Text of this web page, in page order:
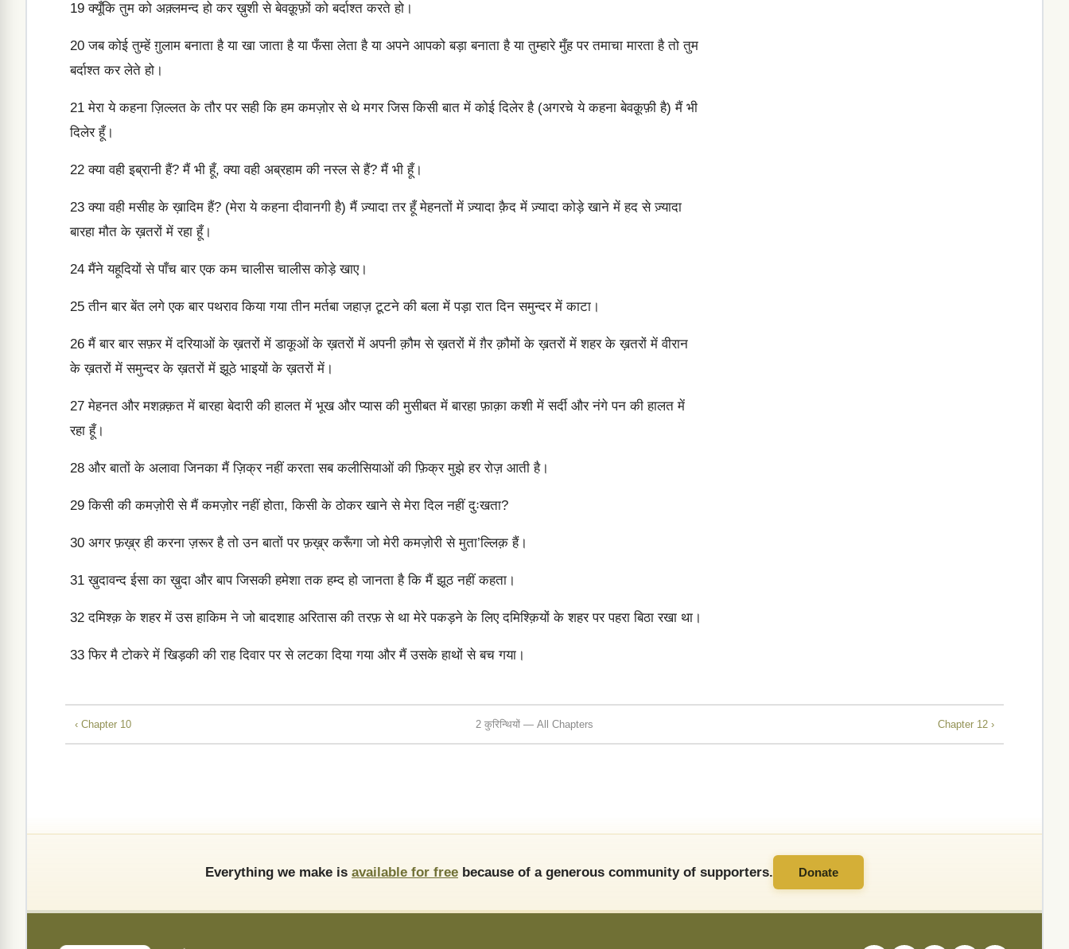
19 क्यूँकि तुम को अक़्लमन्द हो कर ख़ुशी से बेवक़ूफ़ों को बर्दाश्त करते हो।
20 जब कोई तुम्हें ग़ुलाम बनाता है या खा जाता है या फँसा लेता है या अपने आपको बड़ा बनाता है या तुम्हारे मुँह पर तमाचा मारता है तो तुम
बर्दाश्त कर लेते हो।
21 मेरा ये कहना ज़िल्लत के तौर पर सही कि हम कमज़ोर से थे मगर जिस किसी बात में कोई दिलेर है (अगरचे ये कहना बेवक़ूफ़ी है) मैं भी
दिलेर हूँ।
22 क्या वही इब्रानी हैं? मैं भी हूँ, क्या वही अब्रहाम की नस्ल से हैं? मैं भी हूँ।
23 क्या वही मसीह के ख़ादिम हैं? (मेरा ये कहना दीवानगी है) मैं ज़्यादा तर हूँ मेहनतों में ज़्यादा क़ैद में ज़्यादा कोड़े खाने में हद से ज़्यादा
बारहा मौत के ख़तरों में रहा हूँ।
24 मैंने यहूदियों से पाँच बार एक कम चालीस चालीस कोड़े खाए।
25 तीन बार बेंत लगे एक बार पथराव किया गया तीन मर्तबा जहाज़ टूटने की बला में पड़ा रात दिन समुन्दर में काटा।
26 मैं बार बार सफ़र में दरियाओं के ख़तरों में डाकूओं के ख़तरों में अपनी क़ौम से ख़तरों में ग़ैर क़ौमों के ख़तरों में शहर के ख़तरों में वीरान
के ख़तरों में समुन्दर के ख़तरों में झूठे भाइयों के ख़तरों में।
27 मेहनत और मशक़्क़त में बारहा बेदारी की हालत में भूख और प्यास की मुसीबत में बारहा फ़ाक़ा कशी में सर्दी और नंगे पन की हालत में
रहा हूँ।
28 और बातों के अलावा जिनका मैं ज़िक्र नहीं करता सब कलीसियाओं की फ़िक्र मुझे हर रोज़ आती है।
29 किसी की कमज़ोरी से मैं कमज़ोर नहीं होता, किसी के ठोकर खाने से मेरा दिल नहीं दुःखता?
30 अगर फ़ख़्र ही करना ज़रूर है तो उन बातों पर फ़ख़्र करूँगा जो मेरी कमज़ोरी से मुता’ल्लिक़ हैं।
31 ख़ुदावन्द ईसा का ख़ुदा और बाप जिसकी हमेशा तक हम्द हो जानता है कि मैं झूठ नहीं कहता।
32 दमिश्क़ के शहर में उस हाकिम ने जो बादशाह अरितास की तरफ़ से था मेरे पकड़ने के लिए दमिश्क़ियों के शहर पर पहरा बिठा रखा था।
33 फिर मै टोकरे में खिड़की की राह दिवार पर से लटका दिया गया और मैं उसके हाथों से बच गया।
‹ Chapter 10 2 कुरिन्थियों — All Chapters Chapter 12 ›
Everything we make is available for free because of a generous community of supporters. Donate